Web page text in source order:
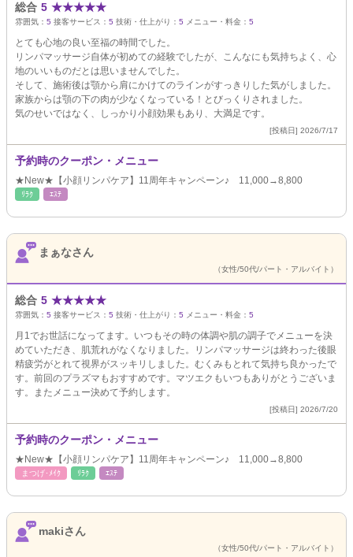
総合 5 ★★★★★
雰囲気： 5 接客サービス： 5 技術・仕上がり： 5 メニュー・料金： 5
とても心地の良い至福の時間でした。
リンパマッサージ自体が初めての経験でしたが、こんなにも気持ちよく、心
地のいいものだとは思いませんでした。
そして、施術後は顎から肩にかけてのラインがすっきりした気がしました。
家族からは顎の下の肉が少なくなっている！とびっくりされました。
気のせいではなく、しっかり小顔効果もあり、大満足です。
[投稿日] 2026/7/17
予約時のクーポン・メニュー
★New★【小顔リンパケア】11周年キャンペーン♪ 11,000→8,800
ﾘﾗｸ ｴｽﾃ
まぁなさん
（女性/50代/パート・アルバイト）
総合 5 ★★★★★
雰囲気： 5 接客サービス： 5 技術・仕上がり： 5 メニュー・料金： 5
月1でお世話になってます。いつもその時の体調や肌の調子でメニューを決
めていただき、肌荒れがなくなりました。リンパマッサージは終わった後眼
精疲労がとれて視界がスッキリしました。むくみもとれて気持ち良かったで
す。前回のプラズマもおすすめです。マツエクもいつもありがとうございま
す。またメニュー決めて予約します。
[投稿日] 2026/7/20
予約時のクーポン・メニュー
★New★【小顔リンパケア】11周年キャンペーン♪ 11,000→8,800
まつげ･ﾒｲｸ ﾘﾗｸ ｴｽﾃ
makiさん
（女性/50代/パート・アルバイト）